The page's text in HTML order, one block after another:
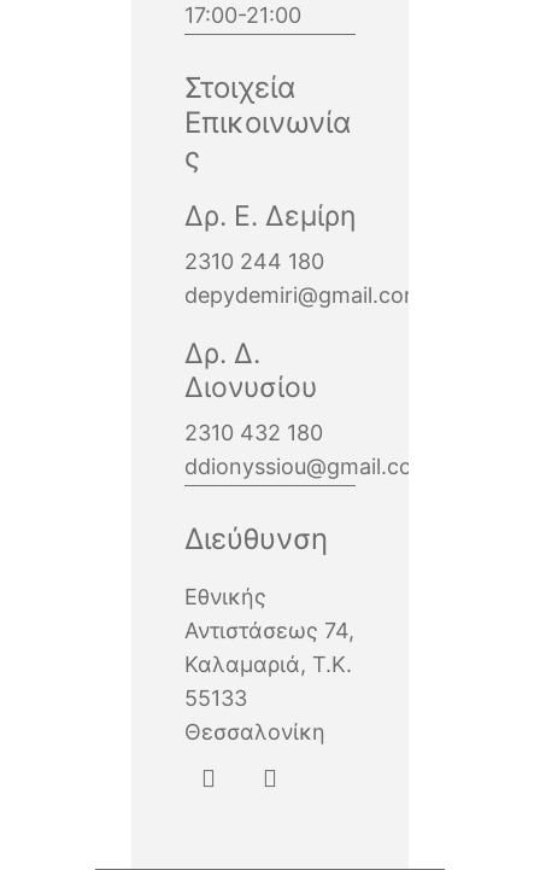
17:00-21:00
Στοιχεία
Επικοινωνία
ς
Δρ. Ε. Δεμίρη
2310 244 180
depydemiri@gmail.com
Δρ. Δ.
Διονυσίου
2310 432 180
ddionyssiou@gmail.com
Διεύθυνση
Εθνικής
Αντιστάσεως 74,
Καλαμαριά, Τ.Κ.
55133
Θεσσαλονίκη